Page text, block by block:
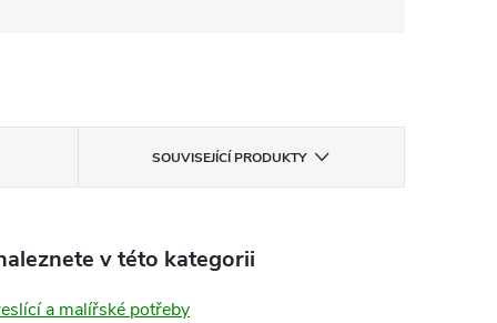
SOUVISEJÍCÍ PRODUKTY
v této kategorii
a malířské potřeby